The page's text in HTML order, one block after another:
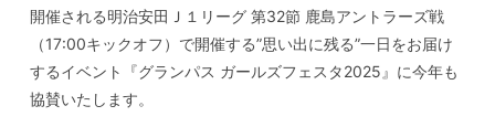
開催される明治安田Ｊ１リーグ 第32節 鹿島アントラーズ戦
（17:00キックオフ）で開催する”思い出に残る”一日をお届け
するイベント『グランパス ガールズフェスタ2025』に今年も
協賛いたします。